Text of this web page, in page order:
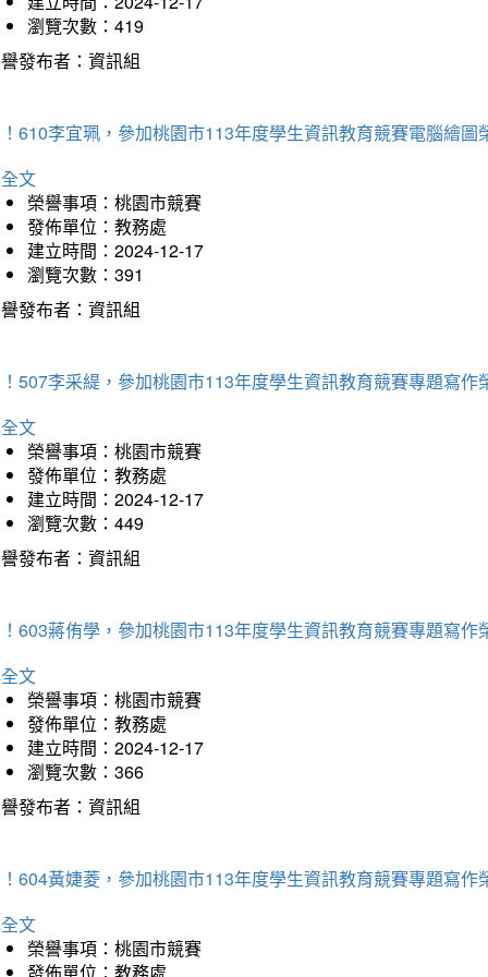
瀏覽次數：419
發布者：資訊組
610李宜珮，參加桃園市113年度學生資訊教育競賽電腦繪圖
文
榮譽事項：桃園市競賽
發佈單位：教務處
建立時間：2024-12-17
瀏覽次數：391
發布者：資訊組
507李采緹，參加桃園市113年度學生資訊教育競賽專題寫作
文
榮譽事項：桃園市競賽
發佈單位：教務處
建立時間：2024-12-17
瀏覽次數：449
發布者：資訊組
603蔣侑學，參加桃園市113年度學生資訊教育競賽專題寫作
文
榮譽事項：桃園市競賽
發佈單位：教務處
建立時間：2024-12-17
瀏覽次數：366
發布者：資訊組
604黃婕菱，參加桃園市113年度學生資訊教育競賽專題寫作
文
榮譽事項：桃園市競賽